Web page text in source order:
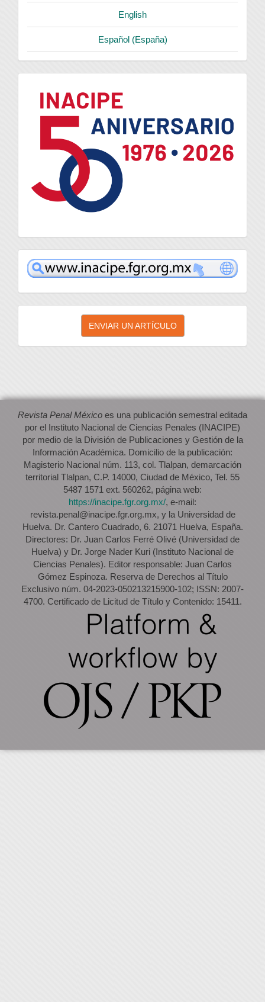
English
Español (España)
logo
inacipe
Enviar
artículo
ENVIAR UN ARTÍCULO
Revista Penal México es una publicación semestral editada
por el Instituto Nacional de Ciencias Penales (INACIPE)
por medio de la División de Publicaciones y Gestión de la
Información Académica. Domicilio de la publicación:
Magisterio Nacional núm. 113, col. Tlalpan, demarcación
territorial Tlalpan, C.P. 14000, Ciudad de México, Tel. 55
5487 1571 ext. 560262, página web:
https://inacipe.fgr.org.mx/, e-mail:
revista.penal@inacipe.fgr.org.mx, y la Universidad de
Huelva. Dr. Cantero Cuadrado, 6. 21071 Huelva, España.
Directores: Dr. Juan Carlos Ferré Olivé (Universidad de
Huelva) y Dr. Jorge Nader Kuri (Instituto Nacional de
Ciencias Penales). Editor responsable: Juan Carlos
Gómez Espinoza. Reserva de Derechos al Título
Exclusivo núm. 04-2023-050213215900-102; ISSN: 2007-
4700. Certificado de Licitud de Título y Contenido: 15411.